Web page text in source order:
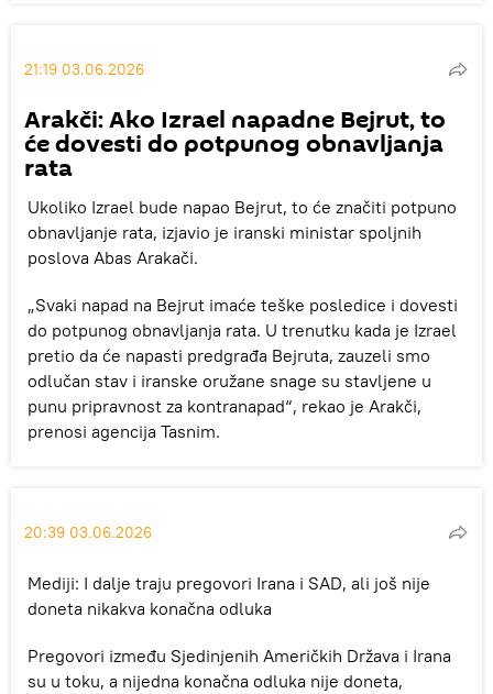
21:19 03.06.2026
Arakči: Ako Izrael napadne Bejrut, to
će dovesti do potpunog obnavljanja
rata
Ukoliko Izrael bude napao Bejrut, to će značiti potpuno
obnavljanje rata, izjavio je iranski ministar spoljnih
poslova Abas Arakači.
„Svaki napad na Bejrut imaće teške posledice i dovesti
do potpunog obnavljanja rata. U trenutku kada je Izrael
pretio da će napasti predgrađa Bejruta, zauzeli smo
odlučan stav i iranske oružane snage su stavljene u
punu pripravnost za kontranapad“, rekao je Arakči,
prenosi agencija Tasnim.
20:39 03.06.2026
Mediji: I dalje traju pregovori Irana i SAD, ali još nije
doneta nikakva konačna odluka
Pregovori između Sjedinjenih Američkih Država i Irana
su u toku, a nijedna konačna odluka nije doneta,